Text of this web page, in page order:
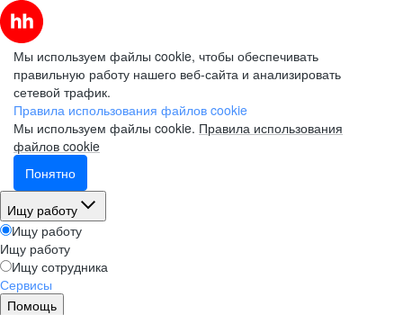
Мы используем файлы cookie, чтобы обеспечивать
правильную работу нашего веб-сайта и анализировать
сетевой трафик.
Правила использования файлов cookie
Мы используем файлы cookie. Правила использования
файлов cookie
Понятно
Ищу работу
Ищу работу
Ищу работу
Ищу сотрудника
Сервисы
Помощь